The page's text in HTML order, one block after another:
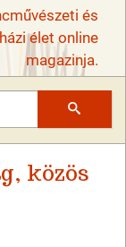
és
élet online
magazinja.
közös